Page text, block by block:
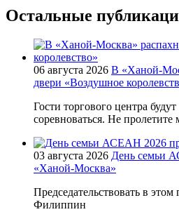
Остальные
06 августа 2026 В «Ханой-
двери «Воздушное
Гости торгового центра
соревноваться. Не пролетите
03 августа 2026 День семьи
«Ханой-Москва»
Председательствовать в этом
Филиппин